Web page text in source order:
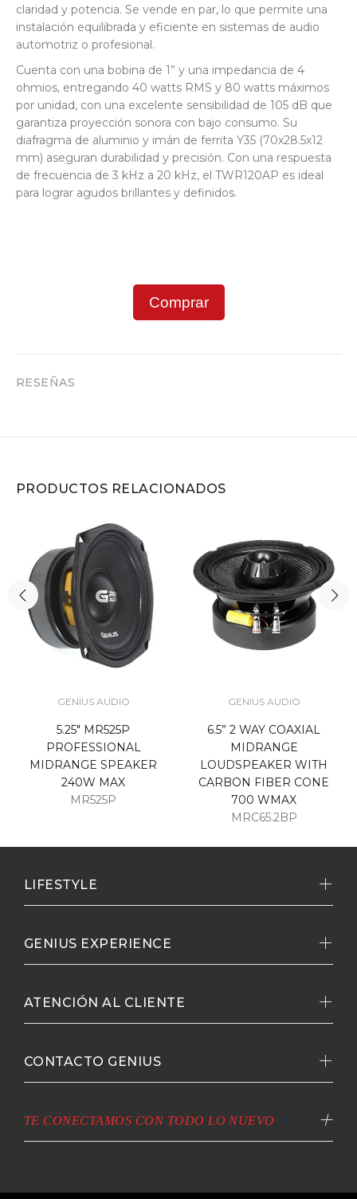
claridad y potencia. Se vende en par, lo que permite una
instalación equilibrada y eficiente en sistemas de audio
automotriz o profesional.
Cuenta con una bobina de 1” y una impedancia de 4
ohmios, entregando 40 watts RMS y 80 watts máximos
por unidad, con una excelente sensibilidad de 105 dB que
garantiza proyección sonora con bajo consumo. Su
diafragma de aluminio y imán de ferrita Y35 (70x28.5x12
mm) aseguran durabilidad y precisión. Con una respuesta
de frecuencia de 3 kHz a 20 kHz, el TWR120AP es ideal
para lograr agudos brillantes y definidos.
Comprar
RESEÑAS
PRODUCTOS RELACIONADOS
GENIUS AUDIO
5.25" MR525P
PROFESSIONAL
MIDRANGE SPEAKER
240W MAX
MR525P
GENIUS AUDIO
6.5” 2 WAY COAXIAL
MIDRANGE
LOUDSPEAKER WITH
CARBON FIBER CONE
700 WMAX
MRC65.2BP
TE CONECTAMOS CON TODO LO NUEVO
LIFESTYLE
GENIUS EXPERIENCE
ATENCIÓN AL CLIENTE
CONTACTO GENIUS